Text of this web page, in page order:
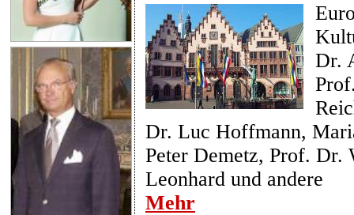
Dr.
Dr. Luc Hoffmann,
Peter Demetz, Prof. Dr.
Leonhard und andere
Mehr